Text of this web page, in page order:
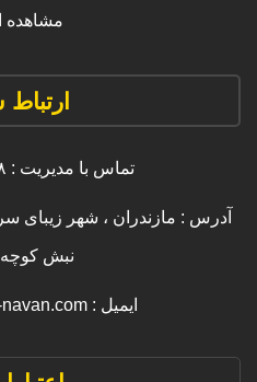
مشاهده
تماس با مدیریت : ۳۸ ۲۲۲۲۲ ۰۹۱۱
آدرس : مازندران ، شهر زیبای
نبش
ایمیل : info [@] amlak-navan.com